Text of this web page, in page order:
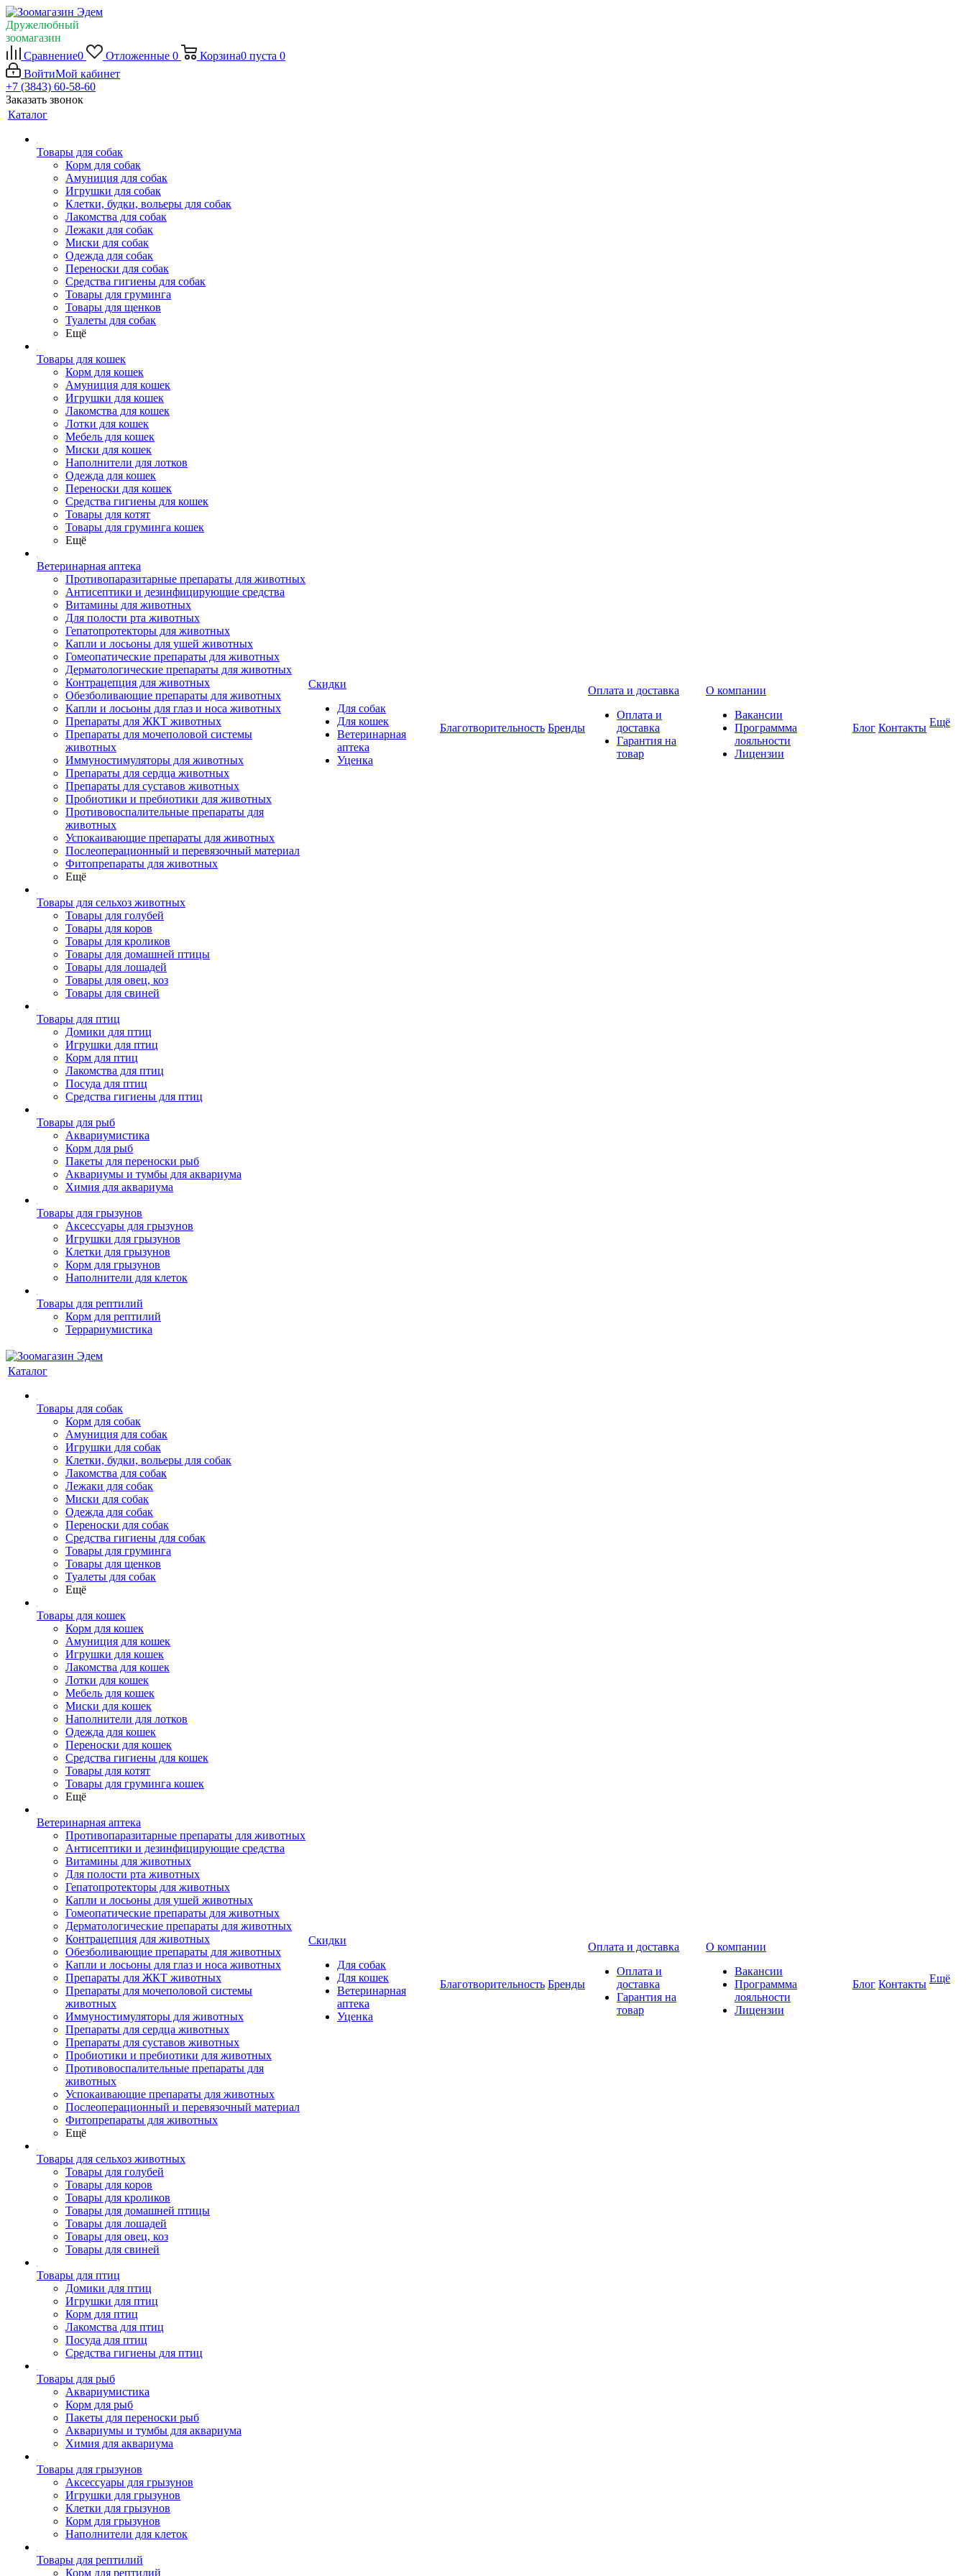
Дружелюбный
зоомагазин
Сравнение0 Отложенные 0 Корзина0 пуста 0
ВойтиМой кабинет
+7 (3843) 60-58-60
Заказать звонок
Каталог
Товары для собак
Корм для собак
Амуниция для собак
Игрушки для собак
Клетки, будки, вольеры для собак
Лакомства для собак
Лежаки для собак
Миски для собак
Одежда для собак
Переноски для собак
Средства гигиены для собак
Товары для груминга
Товары для щенков
Туалеты для собак
Ещё
Товары для кошек
Корм для кошек
Амуниция для кошек
Игрушки для кошек
Лакомства для кошек
Лотки для кошек
Мебель для кошек
Миски для кошек
Наполнители для лотков
Одежда для кошек
Переноски для кошек
Средства гигиены для кошек
Товары для котят
Товары для груминга кошек
Ещё
Ветеринарная аптека
Противопаразитарные препараты для животных
Антисептики и дезинфицирующие средства
Витамины для животных
Для полости рта животных
Гепатопротекторы для животных
Капли и лосьоны для ушей животных
Гомеопатические препараты для животных
Дерматологические препараты для животных
Контрацепция для животных
Обезболивающие препараты для животных
Капли и лосьоны для глаз и носа животных
Препараты для ЖКТ животных
Препараты для мочеполовой системы
животных
Иммуностимуляторы для животных
Препараты для сердца животных
Препараты для суставов животных
Пробиотики и пребиотики для животных
Противовоспалительные препараты для
животных
Успокаивающие препараты для животных
Послеоперационный и перевязочный материал
Фитопрепараты для животных
Ещё
Товары для сельхоз животных
Товары для голубей
Товары для коров
Товары для кроликов
Товары для домашней птицы
Товары для лошадей
Товары для овец, коз
Товары для свиней
Товары для птиц
Домики для птиц
Игрушки для птиц
Корм для птиц
Лакомства для птиц
Посуда для птиц
Средства гигиены для птиц
Товары для рыб
Аквариумистика
Корм для рыб
Пакеты для переноски рыб
Аквариумы и тумбы для аквариума
Химия для аквариума
Товары для грызунов
Аксессуары для грызунов
Игрушки для грызунов
Клетки для грызунов
Корм для грызунов
Наполнители для клеток
Товары для рептилий
Корм для рептилий
Террариумистика
Скидки
Для собак
Для кошек
Ветеринарная
аптека
Уценка
Благотворительность Бренды
Оплата и доставка
Оплата и
доставка
Гарантия на
товар
О компании
Вакансии
Программма
лояльности
Лицензии
Блог Контакты Ещё
Каталог
Товары для собак
Корм для собак
Амуниция для собак
Игрушки для собак
Клетки, будки, вольеры для собак
Лакомства для собак
Лежаки для собак
Миски для собак
Одежда для собак
Переноски для собак
Средства гигиены для собак
Товары для груминга
Товары для щенков
Туалеты для собак
Ещё
Товары для кошек
Корм для кошек
Амуниция для кошек
Игрушки для кошек
Лакомства для кошек
Лотки для кошек
Мебель для кошек
Миски для кошек
Наполнители для лотков
Одежда для кошек
Переноски для кошек
Средства гигиены для кошек
Товары для котят
Товары для груминга кошек
Ещё
Ветеринарная аптека
Противопаразитарные препараты для животных
Антисептики и дезинфицирующие средства
Витамины для животных
Для полости рта животных
Гепатопротекторы для животных
Капли и лосьоны для ушей животных
Гомеопатические препараты для животных
Дерматологические препараты для животных
Контрацепция для животных
Обезболивающие препараты для животных
Капли и лосьоны для глаз и носа животных
Препараты для ЖКТ животных
Препараты для мочеполовой системы
животных
Иммуностимуляторы для животных
Препараты для сердца животных
Препараты для суставов животных
Пробиотики и пребиотики для животных
Противовоспалительные препараты для
животных
Успокаивающие препараты для животных
Послеоперационный и перевязочный материал
Фитопрепараты для животных
Ещё
Товары для сельхоз животных
Товары для голубей
Товары для коров
Товары для кроликов
Товары для домашней птицы
Товары для лошадей
Товары для овец, коз
Товары для свиней
Товары для птиц
Домики для птиц
Игрушки для птиц
Корм для птиц
Лакомства для птиц
Посуда для птиц
Средства гигиены для птиц
Товары для рыб
Аквариумистика
Корм для рыб
Пакеты для переноски рыб
Аквариумы и тумбы для аквариума
Химия для аквариума
Товары для грызунов
Аксессуары для грызунов
Игрушки для грызунов
Клетки для грызунов
Корм для грызунов
Наполнители для клеток
Товары для рептилий
Корм для рептилий
Скидки
Для собак
Для кошек
Ветеринарная
аптека
Уценка
Благотворительность Бренды
Оплата и доставка
Оплата и
доставка
Гарантия на
товар
О компании
Вакансии
Программма
лояльности
Лицензии
Блог Контакты Ещё